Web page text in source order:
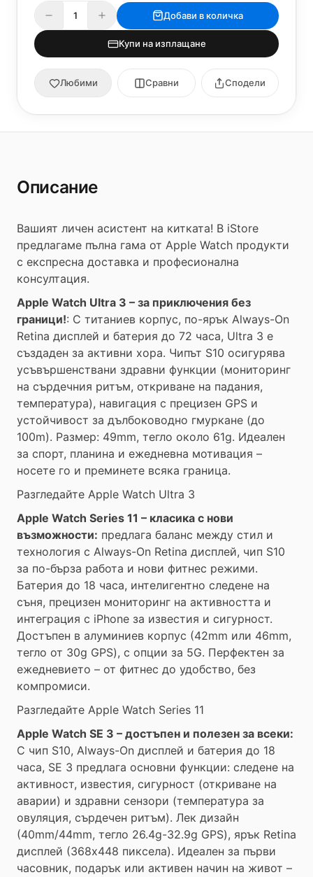
Добави в количка
Купи на изплащане
Любими Сравни Сподели
Описание
Вашият личен асистент на китката! В iStore
предлагаме пълна гама от Apple Watch продукти
с експресна доставка и професионална
консултация.
Apple Watch Ultra 3 – за приключения без
граници!: С титаниев корпус, по-ярък Always-On
Retina дисплей и батерия до 72 часа, Ultra 3 е
създаден за активни хора. Чипът S10 осигурява
усъвършенствани здравни функции (мониторинг
на сърдечния ритъм, откриване на падания,
температура), навигация с прецизен GPS и
устойчивост за дълбоководно гмуркане (до
100m). Размер: 49mm, тегло около 61g. Идеален
за спорт, планина и ежедневна мотивация –
носете го и преминете всяка граница.
Разгледайте Apple Watch Ultra 3
Apple Watch Series 11 – класика с нови
възможности: предлага баланс между стил и
технология с Always-On Retina дисплей, чип S10
за по-бърза работа и нови фитнес режими.
Батерия до 18 часа, интелигентно следене на
съня, прецизен мониторинг на активността и
интеграция с iPhone за известия и сигурност.
Достъпен в алуминиев корпус (42mm или 46mm,
тегло от 30g GPS), с опции за 5G. Перфектен за
ежедневието – от фитнес до удобство, без
компромиси.
Разгледайте Apple Watch Series 11
Apple Watch SE 3 – достъпен и полезен за всеки:
С чип S10, Always-On дисплей и батерия до 18
часа, SE 3 предлага основни функции: следене на
активност, известия, сигурност (откриване на
аварии) и здравни сензори (температура за
овуляция, сърдечен ритъм). Лек дизайн
(40mm/44mm, тегло 26.4g-32.9g GPS), ярък Retina
дисплей (368x448 пиксела). Идеален за първи
часовник, подарък или активен начин на живот –